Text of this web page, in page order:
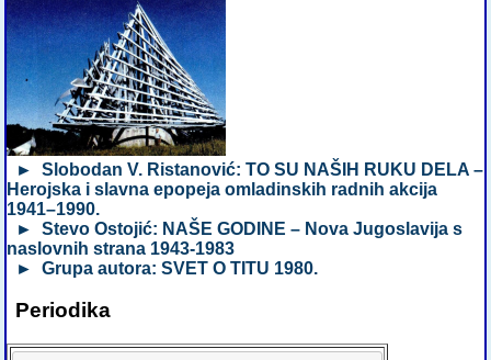
► Slobodan V. Ristanović: TO SU NAŠIH RUKU DELA –
Herojska i slavna epopeja omladinskih radnih akcija
1941–1990.
► Stevo Ostojić: NAŠE GODINE – Nova Jugoslavija s
naslovnih strana 1943-1983
► Grupa autora: SVET O TITU 1980.
Periodika